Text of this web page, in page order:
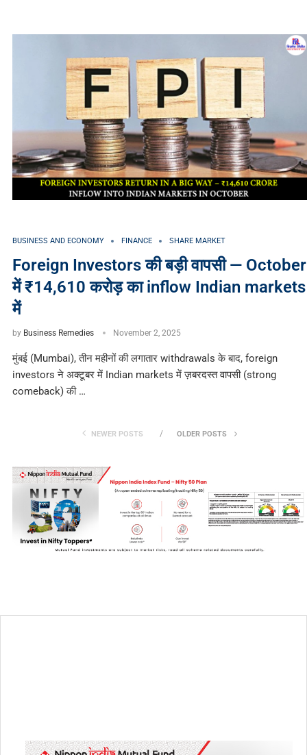
BUSINESS AND ECONOMY FINANCE SHARE MARKET
Foreign Investors की बड़ी वापसी — October
में ₹14,610 करोड़ का inflow Indian markets
में
by Business Remedies November 2, 2025
मुंबई (Mumbai), तीन महीनों की लगातार withdrawals के बाद, foreign
investors ने अक्टूबर में Indian markets में ज़बरदस्त वापसी (strong
comeback) की …
NEWER POSTS OLDER POSTS